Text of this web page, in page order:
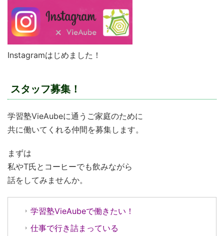
Instagramはじめました！
スタッフ募集！
学習塾VieAubeに通うご家庭のために
共に働いてくれる仲間を募集します。
まずは
私やT氏とコーヒーでも飲みながら
話をしてみませんか。
学習塾VieAubeで働きたい！
仕事で行き詰まっている